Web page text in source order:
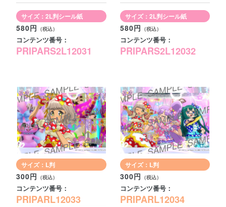
サイズ：2L判シール紙
580円
コンテンツ番号：
PRIPARS2L12031
サイズ：2L判シール紙
580円
コンテンツ番号：
PRIPARS2L12032
サイズ：L判
300円
コンテンツ番号：
PRIPARL12033
サイズ：L判
300円
コンテンツ番号：
PRIPARL12034